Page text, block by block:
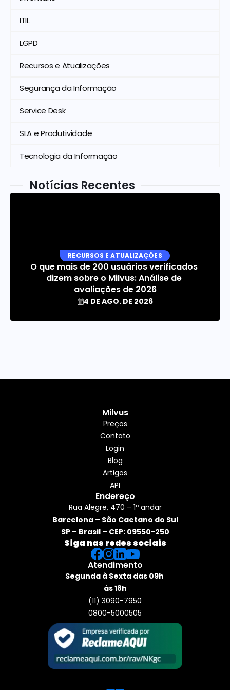
ITIL
LGPD
Recursos e Atualizações
Segurança da Informação
Service Desk
SLA e Produtividade
Tecnologia da Informação
Notícias Recentes
RECURSOS E ATUALIZAÇÕES
O que mais de 200 usuários verificados
dizem sobre o Milvus: Análise de
avaliações de 2026
4 DE AGO. DE 2026
Milvus
Preços
Contato
Login
Blog
Artigos
API
Endereço
Rua Alegre, 470 – 1º andar
Barcelona – São Caetano do Sul
SP – Brasil – CEP: 09550-250
Siga nas redes sociais
Atendimento
Segunda à Sexta das 09h
às 18h
(11) 3090-7950
0800-5000505